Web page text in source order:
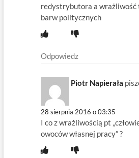
redystrybutora a wrażliwość
barw politycznych
Odpowiedz
Piotr Napierała
28 sierpnia 2016 o 03:35
I co z wrażliwością pt
owoców własnej pracy” ?